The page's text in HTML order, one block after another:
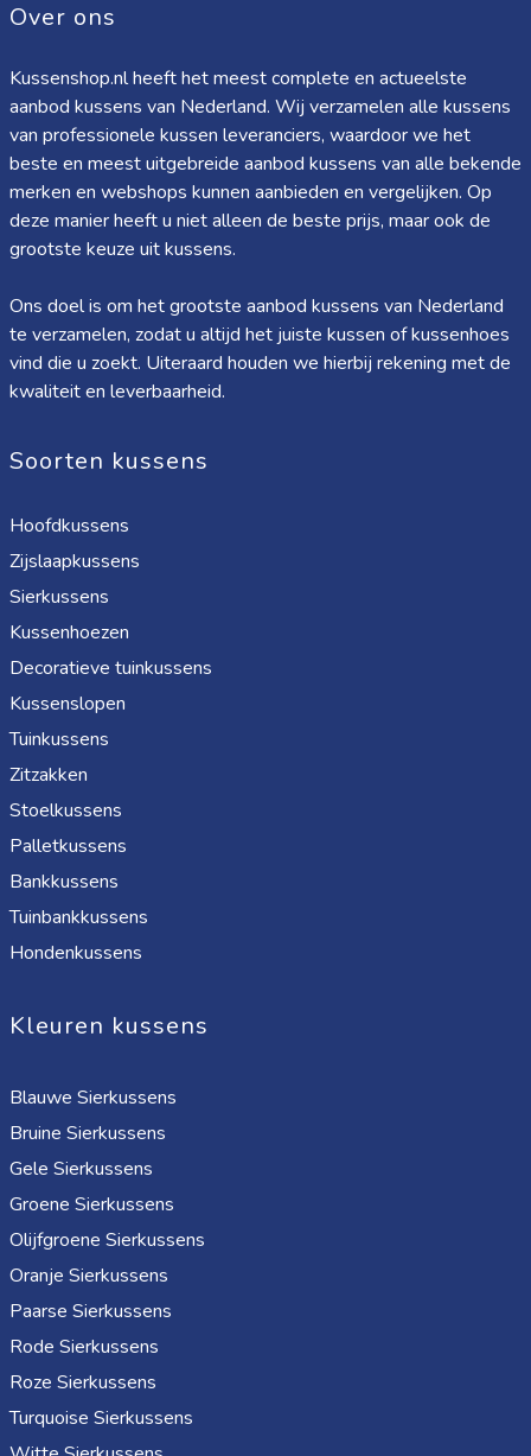
Over ons
Kussenshop.nl heeft het meest complete en actueelste
aanbod kussens van Nederland. Wij verzamelen alle kussens
van professionele kussen leveranciers, waardoor we het
beste en meest uitgebreide aanbod kussens van alle bekende
merken en webshops kunnen aanbieden en vergelijken. Op
deze manier heeft u niet alleen de beste prijs, maar ook de
grootste keuze uit kussens.
Ons doel is om het grootste aanbod kussens van Nederland
te verzamelen, zodat u altijd het juiste kussen of kussenhoes
vind die u zoekt. Uiteraard houden we hierbij rekening met de
kwaliteit en leverbaarheid.
Soorten kussens
Hoofdkussens
Zijslaapkussens
Sierkussens
Kussenhoezen
Decoratieve tuinkussens
Kussenslopen
Tuinkussens
Zitzakken
Stoelkussens
Palletkussens
Bankkussens
Tuinbankkussens
Hondenkussens
Kleuren kussens
Blauwe Sierkussens
Bruine Sierkussens
Gele Sierkussens
Groene Sierkussens
Olijfgroene Sierkussens
Oranje Sierkussens
Paarse Sierkussens
Rode Sierkussens
Roze Sierkussens
Turquoise Sierkussens